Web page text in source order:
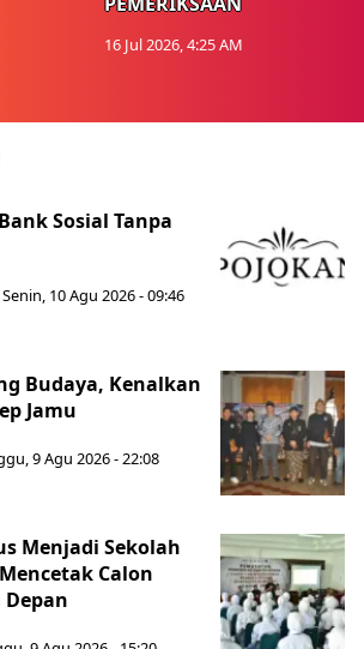
16 Jul 2026, 4:25 AM
Sosial Tanpa
Senin, 10 Agu 2026 - 09:46
Budaya, Kenalkan
Jamu
9 Agu 2026 - 22:08
Menjadi Sekolah
Calon